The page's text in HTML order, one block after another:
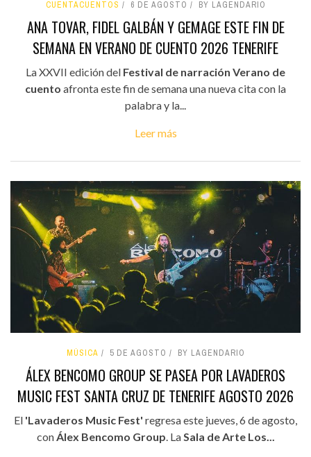
CUENTACUENTOS 6 DE AGOSTO BY LAGENDARIO
ANA TOVAR, FIDEL GALBÁN Y GEMAGE ESTE FIN DE
SEMANA EN VERANO DE CUENTO 2026 TENERIFE
La XXVII edición del Festival de narración Verano de
cuento afronta este fin de semana una nueva cita con la
palabra y la...
Leer más
MÚSICA 5 DE AGOSTO BY LAGENDARIO
ÁLEX BENCOMO GROUP SE PASEA POR LAVADEROS
MUSIC FEST SANTA CRUZ DE TENERIFE AGOSTO 2026
El 'Lavaderos Music Fest' regresa este jueves, 6 de agosto,
conÁlex Bencomo Group. LaSala de Arte Los...